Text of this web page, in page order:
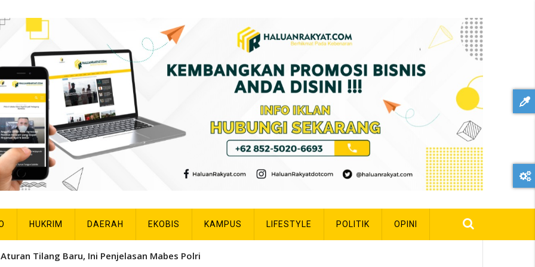
HUKRIM DAERAH EKOBIS KAMPUS LIFESTYLE POLITIK OPINI
Tilang Baru, Ini Penjelasan Mabes Polri